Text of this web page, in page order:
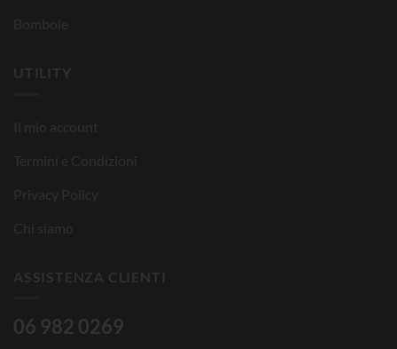
Bombole
UTILITY
Il mio account
Termini e Condizioni
Privacy Policy
Chi siamo
ASSISTENZA CLIENTI
06 982 0269